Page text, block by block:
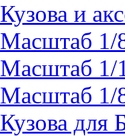
Кузова и
Масштаб 1/
Масштаб 1/
Масштаб 1/
Кузова для